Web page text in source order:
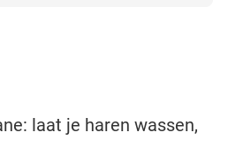
laat je haren wassen,